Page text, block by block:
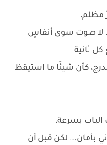
مظلم،
لا صوت سوى أنفاسٍ
ثانية
كأن شيئًا ما استيقظ
بسرعة،
بأمان... لكن قبل أن